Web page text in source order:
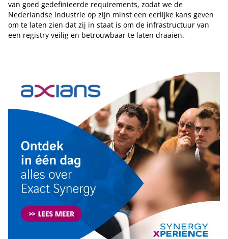
van goed gedefinieerde requirements, zodat we de
Nederlandse industrie op zijn minst een eerlijke kans geven
om te laten zien dat zij in staat is om de infrastructuur van
een registry veilig en betrouwbaar te laten draaien.'